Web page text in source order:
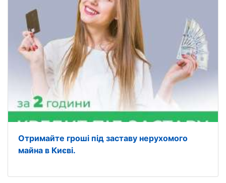
Отримайте гроші під заставу нерухомого
майна в Києві.